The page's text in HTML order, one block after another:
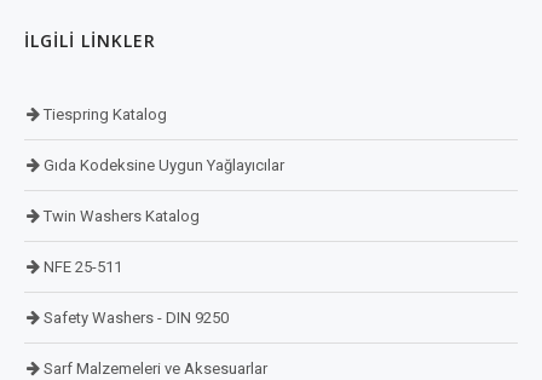
İLGILI LINKLER
Tiespring Katalog
Gıda Kodeksine Uygun Yağlayıcılar
Twin Washers Katalog
NFE 25-511
Safety Washers - DIN 9250
Sarf Malzemeleri ve Aksesuarlar